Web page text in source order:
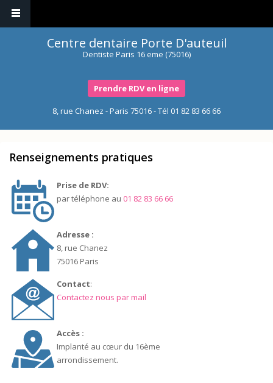
Centre dentaire Porte D'auteuil
Dentiste Paris 16 eme (75016)
Prendre RDV en ligne
8, rue Chanez - Paris 75016 - Tél 01 82 83 66 66
Renseignements pratiques
Prise de RDV:
par téléphone au 01 82 83 66 66
Adresse :
8, rue Chanez
75016 Paris
Contact:
Contactez nous par mail
Accès :
Implanté au cœur du 16ème
arrondissement.